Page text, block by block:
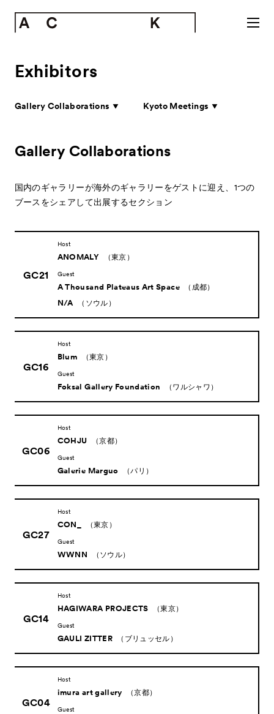
Exhibitors
Gallery Collaborations Kyoto Meetings
Gallery Collaborations
国内のギャラリーが海外のギャラリーをゲストに迎え、 1つの
ブースをシェアして出展するセクション
GC21
Host
ANOMALY （東京）
Guest
A Thousand Plateaus Art Space （成都）
N/A （ソウル）
GC16
Host
Blum （東京）
Guest
Foksal Gallery Foundation （ワルシャワ）
GC06
Host
COHJU （京都）
Guest
Galerie Marguo （パリ）
GC27
Host
CON_ （東京）
Guest
WWNN （ソウル）
GC14
Host
HAGIWARA PROJECTS （東京）
Guest
GAULI ZITTER （ブリュッセル）
GC04
Host
imura art gallery （京都）
Guest